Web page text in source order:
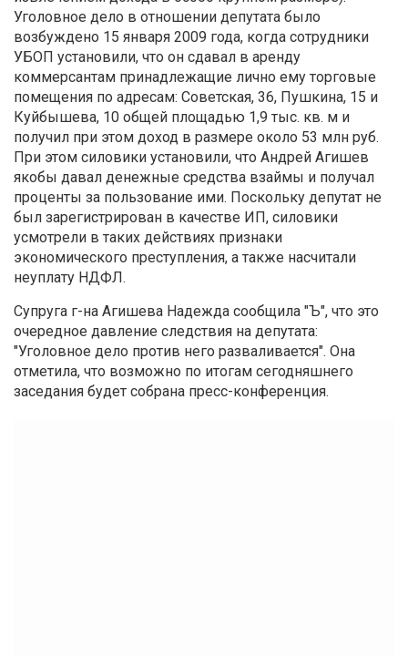
Уголовное дело в отношении депутата было
возбуждено 15 января 2009 года, когда сотрудники
УБОП установили, что он сдавал в аренду
коммерсантам принадлежащие лично ему торговые
помещения по адресам: Советская, 36, Пушкина, 15 и
Куйбышева, 10 общей площадью 1,9 тыс. кв. м и
получил при этом доход в размере около 53 млн руб.
При этом силовики установили, что Андрей Агишев
якобы давал денежные средства взаймы и получал
проценты за пользование ими. Поскольку депутат не
был зарегистрирован в качестве ИП, силовики
усмотрели в таких действиях признаки
экономического преступления, а также насчитали
неуплату НДФЛ.
Супруга г-на Агишева Надежда сообщила "Ъ", что это
очередное давление следствия на депутата:
"Уголовное дело против него разваливается". Она
отметила, что возможно по итогам сегодняшнего
заседания будет собрана пресс-конференция.